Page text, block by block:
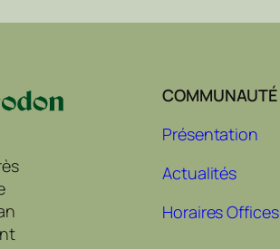
COMMUNAUTÉ
Présentation
Actualités
Horaires Offices